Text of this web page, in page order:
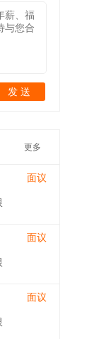
发 送
更多
面议
面议
面议